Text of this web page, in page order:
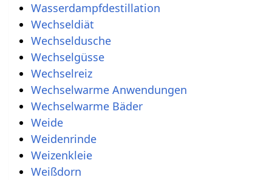
Wasserdampfdestillation
Wechseldiät
Wechseldusche
Wechselgüsse
Wechselreiz
Wechselwarme Anwendungen
Wechselwarme Bäder
Weide
Weidenrinde
Weizenkleie
Weißdorn